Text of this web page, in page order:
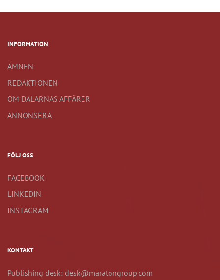
INFORMATION
ÄMNEN
REDAKTIONEN
OM DALARNAS AFFÄRER
ANNONSERA
FÖLJ OSS
FACEBOOK
LINKEDIN
INSTAGRAM
KONTAKT
Publishing desk: desk@maratongroup.com